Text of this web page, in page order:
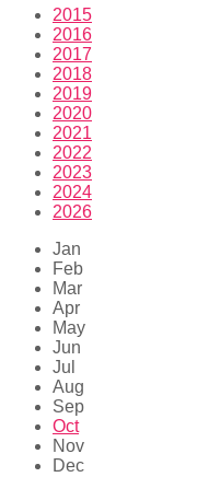
2015
2016
2017
2018
2019
2020
2021
2022
2023
2024
2026
Jan
Feb
Mar
Apr
May
Jun
Jul
Aug
Sep
Oct
Nov
Dec